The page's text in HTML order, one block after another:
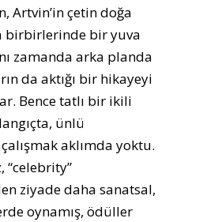
Artvin’in çetin doğa
birbirlerinde bir yuva
zamanda arka planda
da aktığı bir hikayeyi
Bence tatlı bir ikili
ünlü
aklımda yoktu.
“celebrity”
ziyade daha sanatsal,
oynamış, ödüller